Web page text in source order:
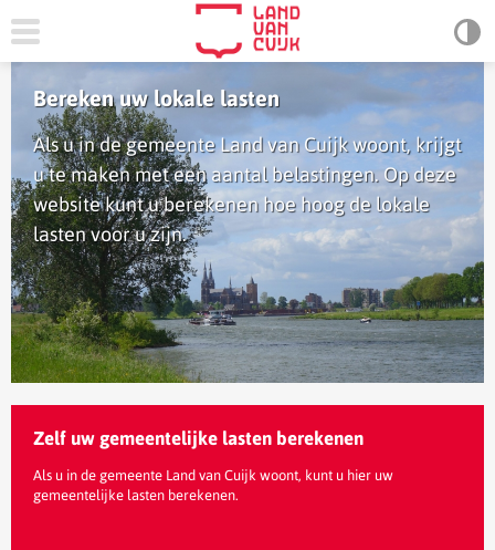
Bereken uw lokale lasten
Als u in de gemeente Land van Cuijk woont, krijgt
u te maken met een aantal belastingen. Op deze
website kunt u berekenen hoe hoog de lokale
lasten voor u zijn.
Zelf uw gemeentelijke lasten berekenen
Als u in de gemeente Land van Cuijk woont, kunt u hier uw
gemeentelijke lasten berekenen.